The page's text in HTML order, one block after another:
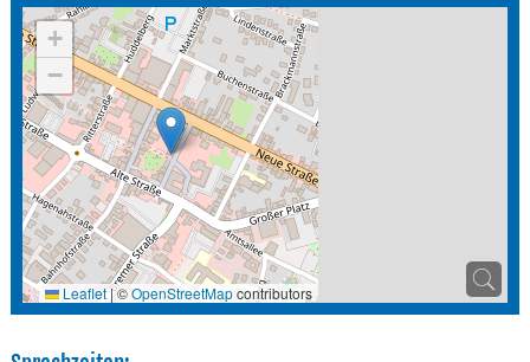
+
−
Leaflet|©OpenStreetMapcontributors